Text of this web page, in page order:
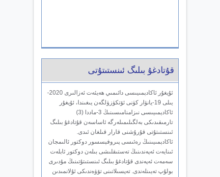
قۇتادغۇ بىلىگ ئىنستىتۇتى
ئۇيغۇر ئاكادېمىيىسى دائىمىي ھەيئەت ئەزالىرى 2020-
يىلى 19-يانۋار كۈنى ئۆتكۈزۈلگەن يىغىندا، ئۇيغۇر
ئاكادېمىيىسى نىزامنامىسىنىڭ 3-ماددا (3)
تارمىقىدىكى بەلگىلىمىلەرگە ئاساسەن قۇتادغۇ بىلىگ
ئىنستىتۇتى قۇرۇشنى قارار قىلغان ئىدى.
ئاكادېمىيىنىڭ رەئىسى پىروفېسسور دوكتور ئالىمجان
ئىنايەت ئەپەندىنىڭ تەستىقلىشى بىلەن دوكتور ئابلەت
سەمەت ئەپەندى قۇتادغۇ بىلىگ ئىنستىتۇتىنىڭ مۇدىرى
بولۇپ تەيىنلەندى. تەپسىلاتىنى تۆۋەندىكى ئۇلانمىدىن